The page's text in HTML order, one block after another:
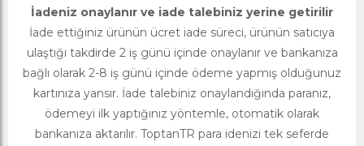
İadeniz onaylanır ve iade talebiniz yerine getirilir
İade ettiğiniz ürünün ücret iade süreci, ürünün satıcıya
ulaştığı takdirde 2 iş günü içinde onaylanır ve bankanıza
bağlı olarak 2-8 iş günü içinde ödeme yapmış olduğunuz
kartınıza yansır. İade talebiniz onaylandığında paranız,
ödemeyi ilk yaptığınız yöntemle, otomatik olarak
bankanıza aktarılır. ToptanTR para idenizi tek seferde